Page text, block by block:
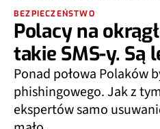
BEZPIECZEŃSTWO
Polacy na
takie SMS-y. Są
Ponad połowa Polaków
phishingowego. Jak z
ekspertów samo